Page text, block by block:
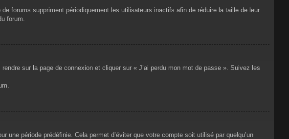
forums suppriment périodiquement les utilisateurs inactifs afin de réduire la taille de leur
forum.
sur la page de connexion et cliquer sur « J’ai perdu mon mot de passe ». Suivez les
période prédéfinie. Cela permet d’éviter que votre compte soit utilisé par quelqu’un